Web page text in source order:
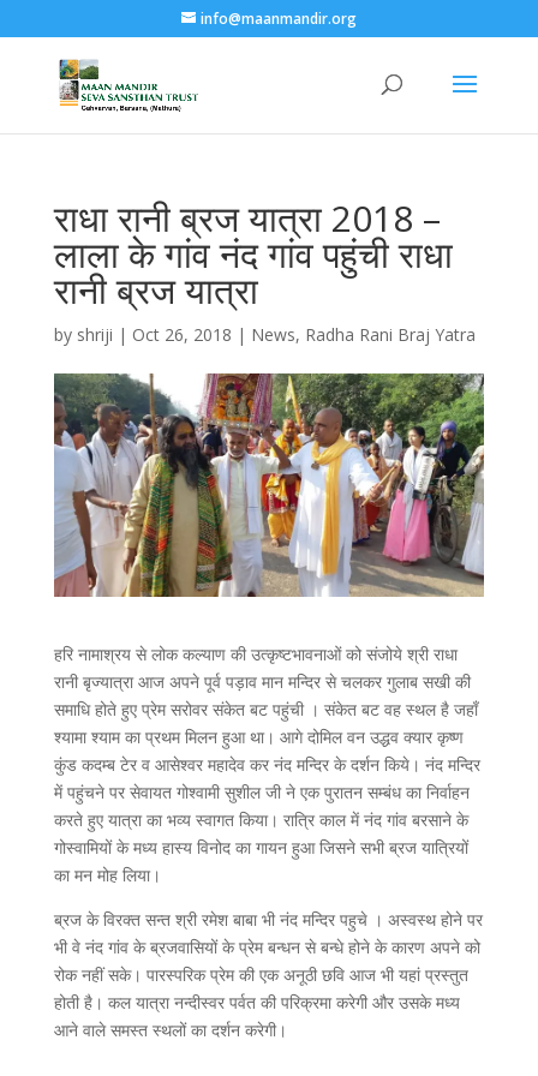
info@maanmandir.org
राधा रानी ब्रज यात्रा 2018 –
लाला के गांव नंद गांव पहुंची राधा
रानी ब्रज यात्रा
by shriji | Oct 26, 2018 | News, Radha Rani Braj Yatra
हरि नामाश्रय से लोक कल्याण की उत्कृष्टभावनाओं को संजोये श्री राधा
रानी बृज्यात्रा आज अपने पूर्व पड़ाव मान मन्दिर से चलकर गुलाब सखी की
समाधि होते हुए प्रेम सरोवर संकेत बट पहुंची । संकेत बट वह स्थल है जहाँ
श्यामा श्याम का प्रथम मिलन हुआ था। आगे दोमिल वन उद्धव क्यार कृष्ण
कुंड कदम्ब टेर व आसेश्वर महादेव कर नंद मन्दिर के दर्शन किये। नंद मन्दिर
में पहुंचने पर सेवायत गोश्वामी सुशील जी ने एक पुरातन सम्बंध का निर्वाहन
करते हुए यात्रा का भव्य स्वागत किया। रात्रि काल में नंद गांव बरसाने के
गोस्वामियों के मध्य हास्य विनोद का गायन हुआ जिसने सभी ब्रज यात्रियों
का मन मोह लिया।
ब्रज के विरक्त सन्त श्री रमेश बाबा भी नंद मन्दिर पहुचे । अस्वस्थ होने पर
भी वे नंद गांव के ब्रजवासियों के प्रेम बन्धन से बन्धे होने के कारण अपने को
रोक नहीं सके। पारस्परिक प्रेम की एक अनूठी छवि आज भी यहां प्रस्तुत
होती है। कल यात्रा नन्दीस्वर पर्वत की परिक्रमा करेगी और उसके मध्य
आने वाले समस्त स्थलों का दर्शन करेगी।